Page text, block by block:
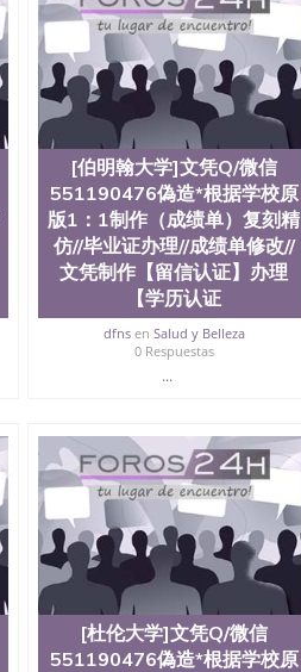
[伯明翰大学]文凭Q/微信
551190476偽造*根据学校原
版1：1制作（成绩单）复刻精
仿//毕业证办理//成绩单修改//
文凭制作【留信认证】办理
【学历认证
dfnsen Salud y Belleza
0 Respuestas
...
[杜伦大学]文凭Q/微信
551190476偽造*根据学校原